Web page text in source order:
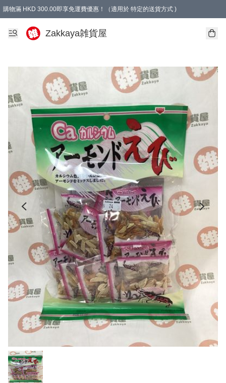
購物滿 HKD 300.00即享免運費優惠！（適用於 特定的送貨方式 )
Zakkaya雑貨屋